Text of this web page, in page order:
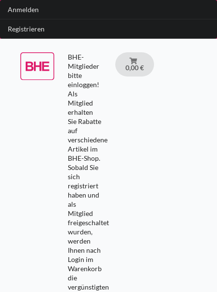
Anmelden
Registrieren
BHE-
Mitglieder
bitte
einloggen!
Als
Mitglied
erhalten
Sie Rabatte
auf
verschiedene
Artikel im
BHE-Shop.
Sobald Sie
sich
registriert
haben und
als
Mitglied
freigeschaltet
wurden,
werden
Ihnen nach
Login im
Warenkorb
die
vergünstigten
0,00 €